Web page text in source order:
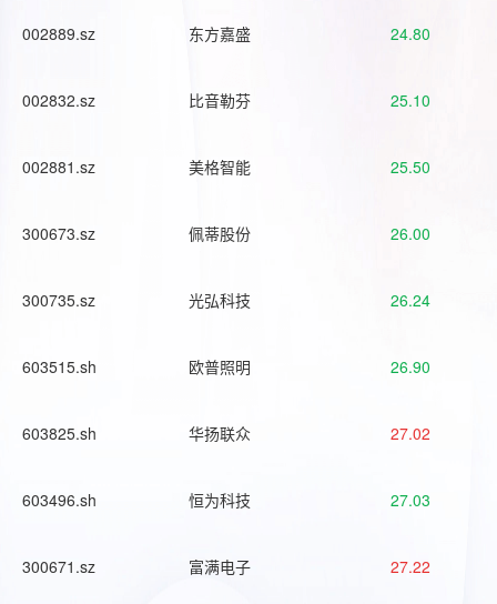
002889.sz 东方嘉盛 24.80
002832.sz 比音勒芬 25.10
002881.sz 美格智能 25.50
300673.sz 佩蒂股份 26.00
300735.sz 光弘科技 26.24
603515.sh 欧普照明 26.90
603825.sh 华扬联众 27.02
603496.sh 恒为科技 27.03
300671.sz 富满电子 27.22